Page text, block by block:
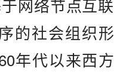
的社会组织形
年代以来西方